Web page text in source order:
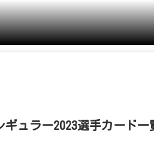
ュラー2023選手カード一